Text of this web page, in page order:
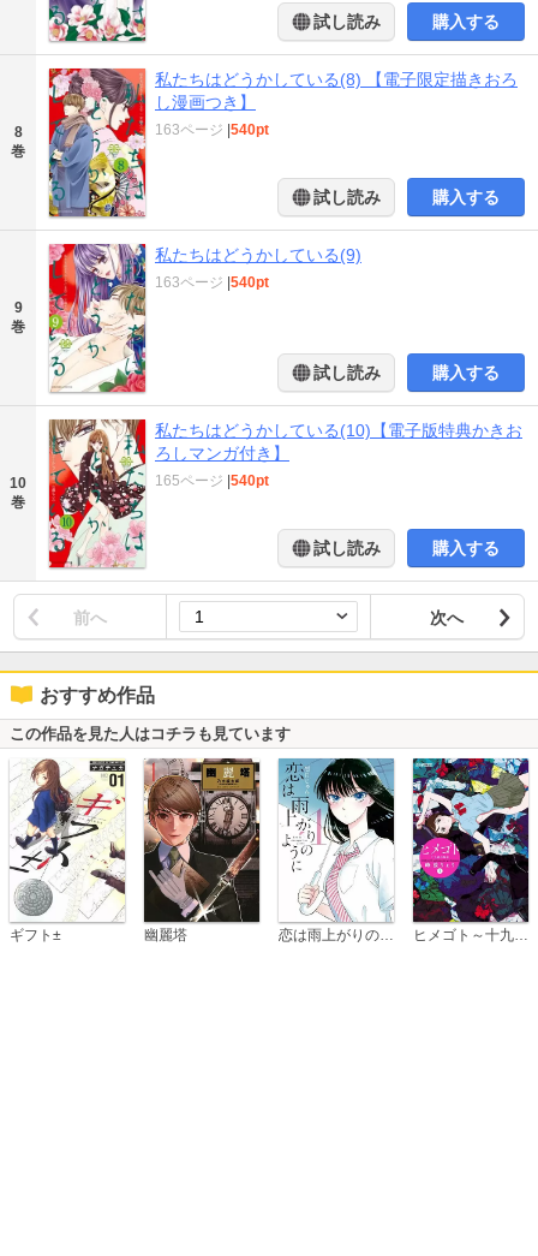
試し読み 購入する
8
巻
私たちはどうかしている(8) 【電子限定描きおろ
し漫画つき】
163ページ 540pt
試し読み 購入する
9
巻
私たちはどうかしている(9)
163ページ 540pt
試し読み 購入する
10
巻
私たちはどうかしている(10)【電子版特典かきお
ろしマンガ付き】
165ページ 540pt
試し読み 購入する
前へ 次へ
おすすめ作品
この作品を見た人はコチラも見ています
ギフト± 幽麗塔 恋は雨上がりのように ヒメゴト～十九歳の制服～